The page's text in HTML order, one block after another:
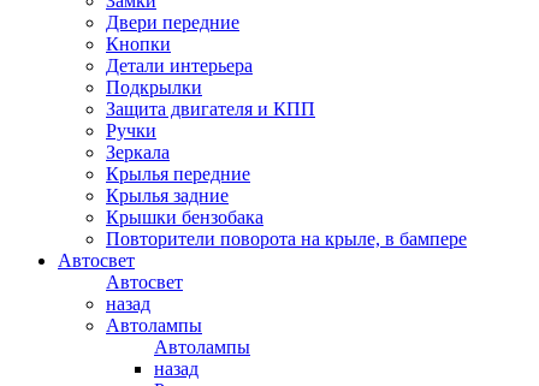
Двери передние
Кнопки
Детали интерьера
Подкрылки
Защита двигателя и КПП
Ручки
Зеркала
Крылья передние
Крылья задние
Крышки бензобака
Повторители поворота на крыле, в бампере
Автосвет
Автосвет
назад
Автолампы
Автолампы
назад